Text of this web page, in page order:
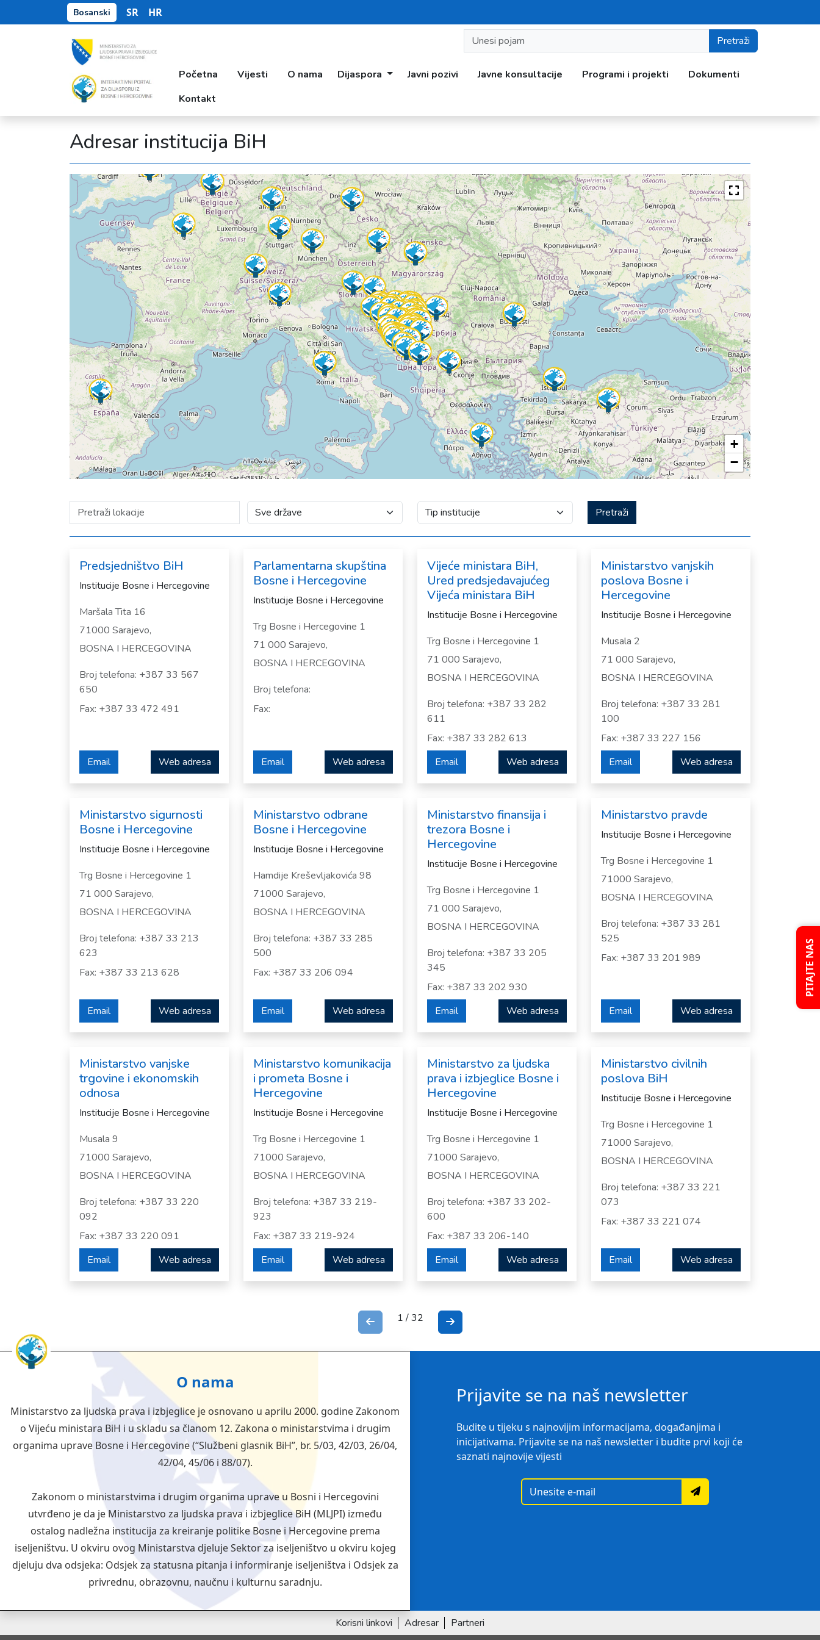
Bosanski SR HR
Pretraži
Početna Vijesti O nama Dijaspora Javni pozivi Javne konsultacije Programi i projekti
Dokumenti
Kontakt
PITAJTE NAS
Adresar institucija BiH
+
−
Pretraži
Predsjedništvo BiH
Institucije Bosne i Hercegovine
Maršala Tita 16
71000 Sarajevo,
BOSNA I HERCEGOVINA
Broj telefona: +387 33 567
650
Fax: +387 33 472 491
Email Web adresa
Parlamentarna skupština
Bosne i Hercegovine
Institucije Bosne i Hercegovine
Trg Bosne i Hercegovine 1
71 000 Sarajevo,
BOSNA I HERCEGOVINA
Broj telefona:
Fax:
Email Web adresa
Vijeće ministara BiH,
Ured predsjedavajućeg
Vijeća ministara BiH
Institucije Bosne i Hercegovine
Trg Bosne i Hercegovine 1
71 000 Sarajevo,
BOSNA I HERCEGOVINA
Broj telefona: +387 33 282
611
Fax: +387 33 282 613
Email
Web adresa
Ministarstvo vanjskih
poslova Bosne i
Hercegovine
Institucije Bosne i Hercegovine
Musala 2
71 000 Sarajevo,
BOSNA I HERCEGOVINA
Broj telefona: +387 33 281
100
Fax: +387 33 227 156
Email
Web adresa
Ministarstvo sigurnosti
Bosne i Hercegovine
Institucije Bosne i Hercegovine
Trg Bosne i Hercegovine 1
71 000 Sarajevo,
BOSNA I HERCEGOVINA
Broj telefona: +387 33 213
623
Fax: +387 33 213 628
Email Web adresa
Ministarstvo odbrane
Bosne i Hercegovine
Institucije Bosne i Hercegovine
Hamdije Kreševljakovića 98
71000 Sarajevo,
BOSNA I HERCEGOVINA
Broj telefona: +387 33 285
500
Fax: +387 33 206 094
Email Web adresa
Ministarstvo finansija i
trezora Bosne i
Hercegovine
Institucije Bosne i Hercegovine
Trg Bosne i Hercegovine 1
71 000 Sarajevo,
BOSNA I HERCEGOVINA
Broj telefona: +387 33 205
345
Fax: +387 33 202 930
Email
Web adresa
Ministarstvo pravde
Institucije Bosne i Hercegovine
Trg Bosne i Hercegovine 1
71000 Sarajevo,
BOSNA I HERCEGOVINA
Broj telefona: +387 33 281
525
Fax: +387 33 201 989
Email Web adresa
Ministarstvo vanjske
trgovine i ekonomskih
odnosa
Institucije Bosne i Hercegovine
Musala 9
71000 Sarajevo,
BOSNA I HERCEGOVINA
Broj telefona: +387 33 220
092
Fax: +387 33 220 091
Email
Web adresa
Ministarstvo komunikacija
i prometa Bosne i
Hercegovine
Institucije Bosne i Hercegovine
Trg Bosne i Hercegovine 1
71000 Sarajevo,
BOSNA I HERCEGOVINA
Broj telefona: +387 33 219-
923
Fax: +387 33 219-924
Email
Web adresa
Ministarstvo za ljudska
prava i izbjeglice Bosne i
Hercegovine
Institucije Bosne i Hercegovine
Trg Bosne i Hercegovine 1
71000 Sarajevo,
BOSNA I HERCEGOVINA
Broj telefona: +387 33 202-
600
Fax: +387 33 206-140
Email
Web adresa
Ministarstvo civilnih
poslova BiH
Institucije Bosne i Hercegovine
Trg Bosne i Hercegovine 1
71000 Sarajevo,
BOSNA I HERCEGOVINA
Broj telefona: +387 33 221
073
Fax: +387 33 221 074
Email Web adresa
1 / 32
O nama
Ministarstvo za ljudska prava i izbjeglice je osnovano u aprilu 2000. godine Zakonom
o Vijeću ministara BiH i u skladu sa članom 12. Zakona o ministarstvima i drugim
organima uprave Bosne i Hercegovine (“Službeni glasnik BiH”, br. 5/03, 42/03, 26/04,
42/04, 45/06 i 88/07).
Zakonom o ministarstvima i drugim organima uprave u Bosni i Hercegovini
utvrđeno je da je Ministarstvo za ljudska prava i izbjeglice BiH (MLJPI) između
ostalog nadležna institucija za kreiranje politike Bosne i Hercegovine prema
iseljeništvu. U okviru ovog Ministarstva djeluje Sektor za iseljeništvo u okviru kojeg
djeluju dva odsjeka: Odsjek za statusna pitanja i informiranje iseljeništva i Odsjek za
privrednu, obrazovnu, naučnu i kulturnu saradnju.
Prijavite se na naš newsletter
Budite u tijeku s najnovijim informacijama, događanjima i
inicijativama. Prijavite se na naš newsletter i budite prvi koji će
saznati najnovije vijesti
Korisni linkovi Adresar Partneri